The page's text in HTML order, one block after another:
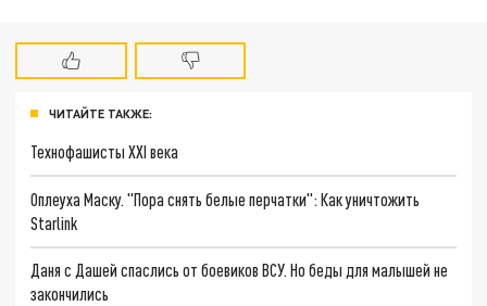
ЧИТАЙТЕ ТАКЖЕ:
Технофашисты XXI века
Оплеуха Маску. "Пора снять белые перчатки": Как уничтожить
Starlink
Даня с Дашей спаслись от боевиков ВСУ. Но беды для малышей не
закончились